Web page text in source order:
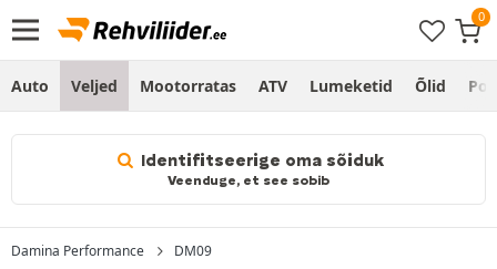
Auto Veljed Mootorratas ATV Lumeketid Õlid
Identifitseerige oma sõiduk
Veenduge, et see sobib
Damina Performance DM09